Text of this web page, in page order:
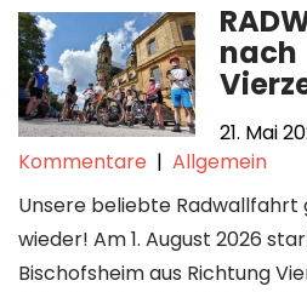
nach
21. Mai
Kommentare | Allgemein
Unsere beliebte Radwallfahrt
wieder! Am 1. August 2026
Bischofsheim aus Richtung